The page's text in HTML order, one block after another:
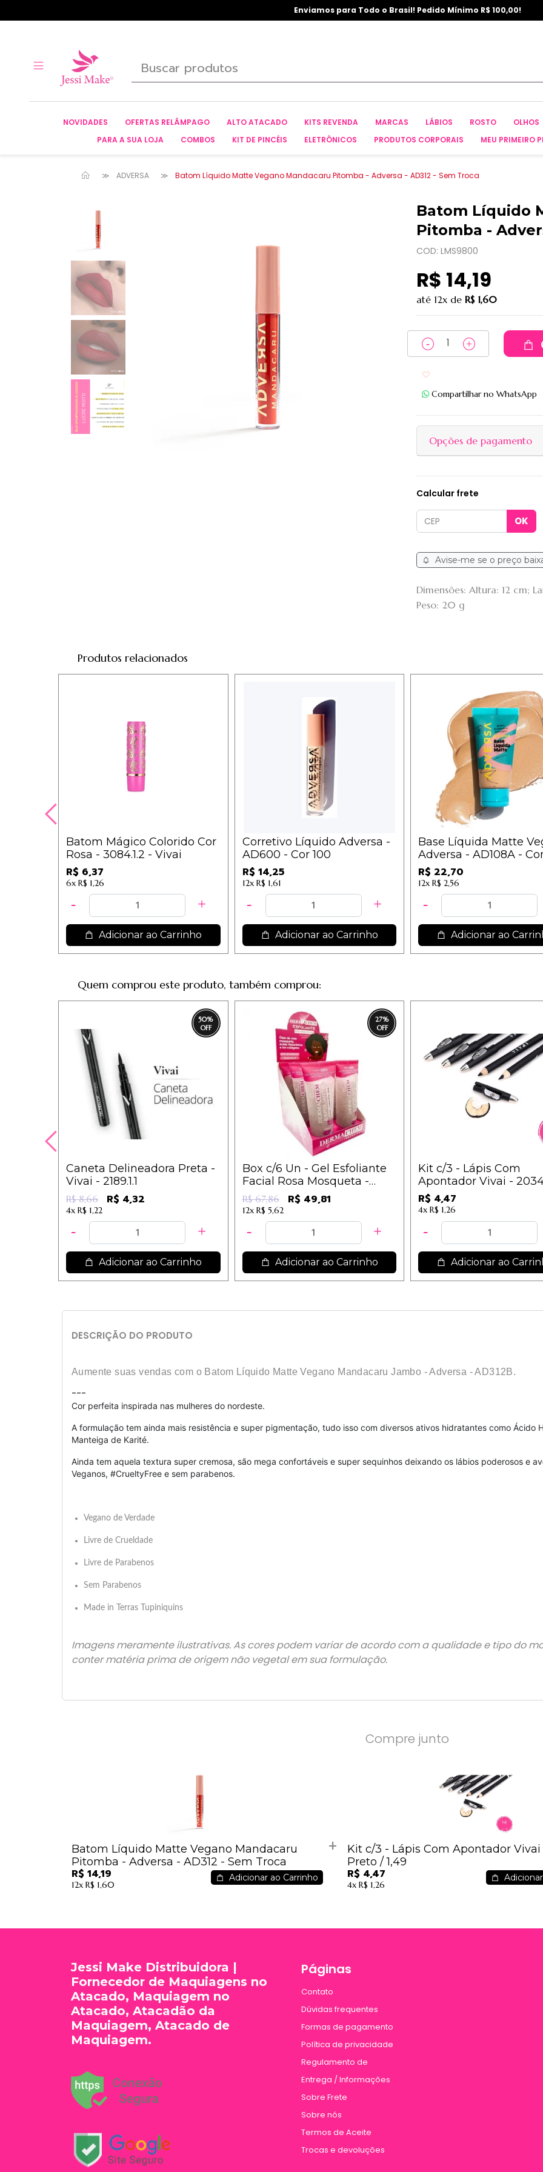
Enviamos para Todo o Brasil! Pedido Mínimo R$ 100,00!
NOVIDADES OFERTAS RELÂMPAGO ALTO ATACADO KITS REVENDA MARCAS LÁBIOS ROSTO OLHOS
PARA A SUA LOJA
COMBOS KIT DE PINCÉIS ELETRÔNICOS PRODUTOS CORPORAIS MEU PRIMEIRO
ADVERSA Batom Líquido Matte Vegano Mandacaru Pitomba - Adversa - AD312 - Sem Troca
Batom Líquido
Pitomba -
COD: LMS9800
R$ 14,19
até 12x de R$ 1,60
Compartilhar no WhatsApp
Opções de pagamento
Calcular frete
Avise-me se o preço
Dimensões: Altura: 12 cm;
Peso: 20 g
Produtos relacionados
Batom Mágico Colorido Cor
Rosa - 3084.1.2 - Vivai
R$ 6,37
6x R$ 1,26
Adicionar ao Carrinho
Corretivo Líquido Adversa -
AD600 - Cor 100
R$ 14,25
12x R$ 1,61
Adicionar ao Carrinho
Base Líquida Matte
Adversa - AD108A -
R$ 22,70
12x R$ 2,56
Adicionar ao
Quem comprou este produto, também comprou:
50%
Caneta Delineadora Preta -
Vivai - 2189.1.1
R$ 8,66 R$ 4,32
4x R$ 1,22
Adicionar ao Carrinho
27%
Box c/6 Un - Gel Esfoliante
Facial Rosa Mosqueta -
Dermachem
R$ 67,86 R$ 49,81
12x R$ 5,62
Adicionar ao Carrinho
Kit c/3 - Lápis Com
Apontador Vivai -
Preto / 1,49
R$ 4,47
4x R$ 1,26
Adicionar ao
DESCRIÇÃO DO PRODUTO
Aumente suas vendas com o Batom Líquido Matte Vegano Mandacaru Jambo - Adversa - AD312B.
Cor perfeita inspirada nas mulheres do nordeste.
A formulação tem ainda mais resistência e super pigmentação, tudo isso com diversos ativos hidratantes como Ácido
Manteiga de Karité.
Ainda tem aquela textura super cremosa, são mega confortáveis e super sequinhos deixando os lábios poderosos e
Veganos, #CrueltyFree e sem parabenos.
Vegano de Verdade
Livre de Crueldade
Livre de Parabenos
Sem Parabenos
Made in Terras Tupiniquins
Imagens meramente ilustrativas. As cores podem variar de acordo com a qualidade e tipo do
conter matéria prima de origem não vegetal em sua formulação.
Compre junto
Batom Líquido Matte Vegano Mandacaru
Pitomba - Adversa - AD312 - Sem Troca
R$ 14,19
12x R$ 1,60
Adicionar ao Carrinho
Kit c/3 - Lápis Com Apontador Vivai
Preto / 1,49
R$ 4,47
4x R$ 1,26
Páginas
Contato
Dúvidas frequentes
Formas de pagamento
Política de privacidade
Regulamento de
Entrega / Informações
Sobre Frete
Sobre nós
Termos de Aceite
Trocas e devoluções
Jessi Make Distribuidora |
Fornecedor de Maquiagens no
Atacado, Maquiagem no
Atacado, Atacadão da
Maquiagem, Atacado de
Maquiagem.